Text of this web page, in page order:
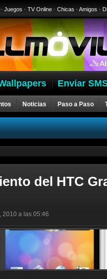
· Juegos · TV Online · Chicas · Amigos ·
Enviar
Noticias Paso a Paso
del HTC
2010 a las 05:46